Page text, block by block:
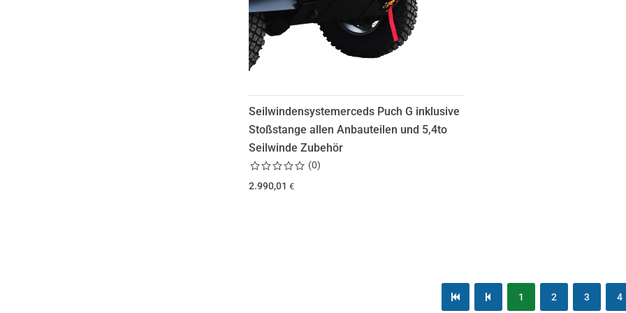
Seilwindensystemerceds Puch G inklusive
Stoßstange allen Anbauteilen und 5,4to
Seilwinde Zubehör
(0)
2.990,01 €
first page previous page 1 2 3 4